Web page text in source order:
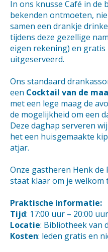
In ons knusse Café in de
bekenden ontmoeten,
samen een drankje
tijdens deze gezellige
eigen rekening) en gratis
uitgeserveerd.
Ons standaard
een Cocktail van de
met een lege maag de
de mogelijkheid om een
Deze daghap serveren
het een huisgemaakte
atjar.
Onze gastheren Henk
staat klaar om je welkom
Praktische informatie:
Tijd: 17:00 uur – 20:00 uur
Locatie: Bibliotheek van
Kosten: leden gratis en